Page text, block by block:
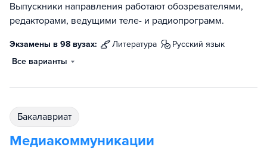
Выпускники направления работают обозревателями,
редакторами, ведущими теле- и радиопрограмм.
Экзамены в 98 вузах: литература
русский язык
Все варианты
бакалавриат
Медиакоммуникации